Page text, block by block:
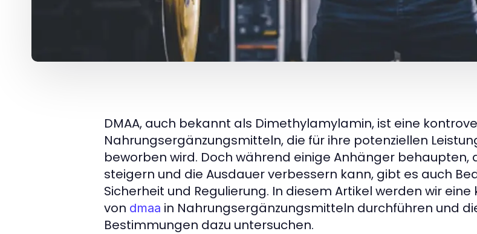
DMAA, auch bekannt als Dimethylamylamin, ist eine
Nahrungsergänzungsmitteln, die für ihre potenziellen
beworben wird. Doch während einige Anhänger behaupten,
steigern und die Ausdauer verbessern kann, gibt es auch
Sicherheit und Regulierung. In diesem Artikel werden wir
von dmaa in Nahrungsergänzungsmitteln durchführen und
Bestimmungen dazu untersuchen.